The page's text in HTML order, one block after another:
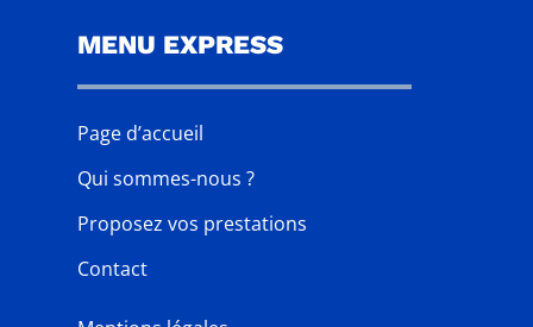
MENU EXPRESS
Page d’accueil
Qui sommes-nous ?
Proposez vos prestations
Contact